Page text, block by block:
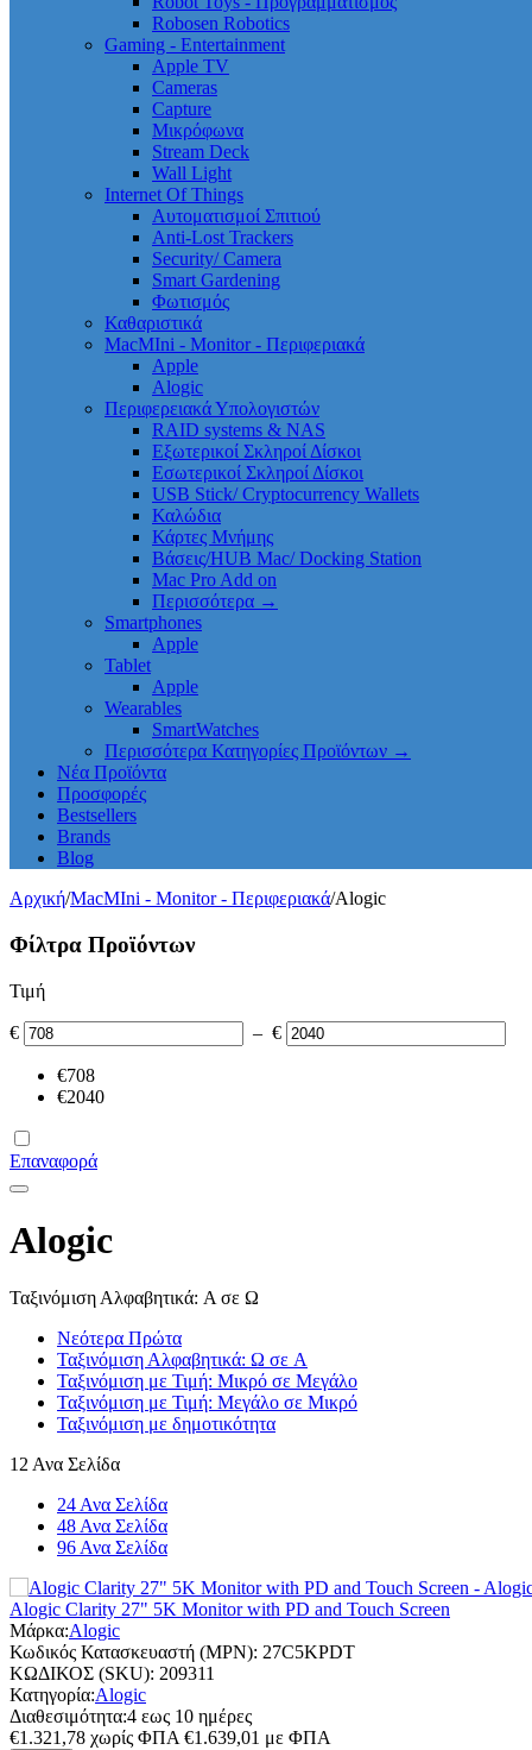
Robosen Robotics
Gaming - Entertainment
Apple TV
Cameras
Capture
Μικρόφωνα
Stream Deck
Wall Light
Internet Of Things
Αυτοματισμοί Σπιτιού
Anti-Lost Trackers
Security/ Camera
Smart Gardening
Φωτισμός
Καθαριστικά
MacMIni - Monitor - Περιφεριακά
Apple
Alogic
Περιφερειακά Υπολογιστών
RAID systems & NAS
Εξωτερικοί Σκληροί Δίσκοι
Εσωτερικοί Σκληροί Δίσκοι
USB Stick/ Cryptocurrency Wallets
Καλώδια
Κάρτες Μνήμης
Βάσεις/HUB Mac/ Docking Station
Mac Pro Add on
Περισσότερα →
Smartphones
Apple
Tablet
Apple
Wearables
SmartWatches
Περισσότερα Κατηγορίες Προϊόντων →
Νέα Προϊόντα
Προσφορές
Bestsellers
Brands
Blog
Αρχική/MacMIni - Monitor - Περιφεριακά/Alogic
Φίλτρα Προϊόντων
Τιμή
€ – €
€708
€2040
Επαναφορά
Alogic
Ταξινόμιση Αλφαβητικά: A σε Ω
Νεότερα Πρώτα
Ταξινόμιση Αλφαβητικά: Ω σε A
Ταξινόμιση με Τιμή: Μικρό σε Μεγάλο
Ταξινόμιση με Τιμή: Μεγάλο σε Μικρό
Ταξινόμιση με δημοτικότητα
12 Ανα Σελίδα
24 Ανα Σελίδα
48 Ανα Σελίδα
96 Ανα Σελίδα
Alogic Clarity 27" 5K Monitor with PD and Touch Screen
Μάρκα:Alogic
Κωδικός Κατασκευαστή (MPN): 27C5KPDT
ΚΩΔΙΚΟΣ (SKU): 209311
Κατηγορία:Alogic
Διαθεσιμότητα:4 εως 10 ημέρες
€1.321,78 χωρίς ΦΠΑ €1.639,01 με ΦΠΑ